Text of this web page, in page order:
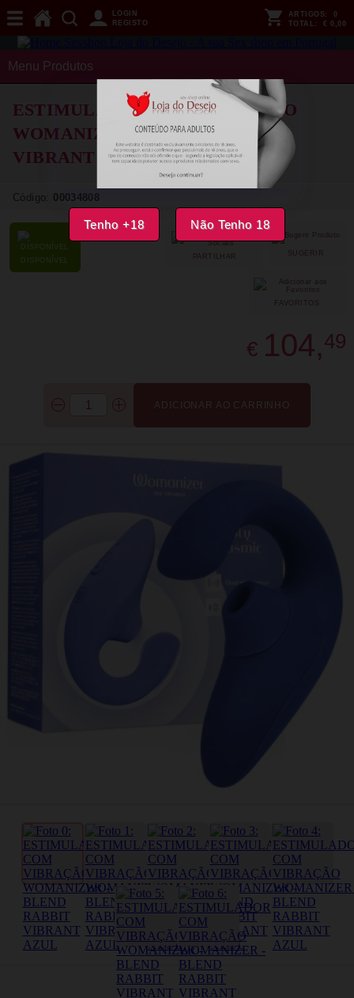
Tenho +18 Não Tenho 18
LOGIN
REGISTO
ARTIGOS:
0
TOTAL: € 0,00
Menu Produtos
ESTIMULADOR COM VIBRAÇÃO
WOMANIZER - BLEND RABBIT
VIBRANT AZUL
Código: 00034808
DISPONÍVEL
SUGERIR
FAVORITOS
€ 104,49
ADICIONAR AO CARRINHO